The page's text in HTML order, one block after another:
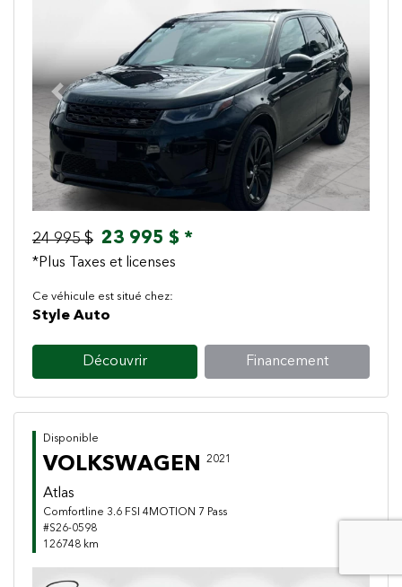
Previous Next
24 995 $ 23 995 $ *
*Plus Taxes et licenses
Ce véhicule est situé chez:
Style Auto
Découvrir Financement
Disponible
VOLKSWAGEN 2021
Atlas
Comfortline 3.6 FSI 4MOTION 7 Pass
#S26-0598
126748 km